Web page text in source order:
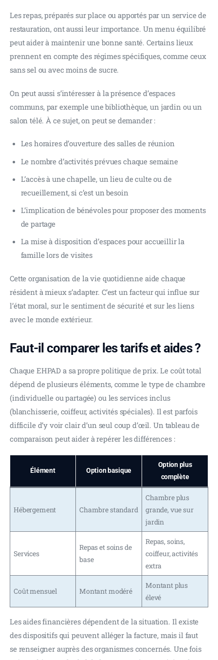
Les repas, préparés sur place ou apportés par un service de
restauration, ont aussi leur importance. Un menu équilibré
peut aider à maintenir une bonne santé. Certains lieux
prennent en compte des régimes spécifiques, comme ceux
sans sel ou avec moins de sucre.
On peut aussi s’intéresser à la présence d’espaces
communs, par exemple une bibliothèque, un jardin ou un
salon télé. À ce sujet, on peut se demander :
Les horaires d’ouverture des salles de réunion
Le nombre d’activités prévues chaque semaine
L’accès à une chapelle, un lieu de culte ou de
recueillement, si c’est un besoin
L’implication de bénévoles pour proposer des moments
de partage
La mise à disposition d’espaces pour accueillir la
famille lors de visites
Cette organisation de la vie quotidienne aide chaque
résident à mieux s’adapter. C’est un facteur qui influe sur
l’état moral, sur le sentiment de sécurité et sur les liens
avec le monde extérieur.
Faut-il comparer les tarifs et aides ?
Chaque EHPAD a sa propre politique de prix. Le coût total
dépend de plusieurs éléments, comme le type de chambre
(individuelle ou partagée) ou les services inclus
(blanchisserie, coiffeur, activités spéciales). Il est parfois
difficile d’y voir clair d’un seul coup d’œil. Un tableau de
comparaison peut aider à repérer les différences :
Élément Option basique
Option plus
complète
Hébergement Chambre standard
Chambre plus
grande, vue sur
jardin
Services
Repas et soins de
base
Repas, soins,
coiffeur, activités
extra
Coût mensuel Montant modéré
Montant plus
élevé
Les aides financières dépendent de la situation. Il existe
des dispositifs qui peuvent alléger la facture, mais il faut
se renseigner auprès des organismes concernés. Une fois